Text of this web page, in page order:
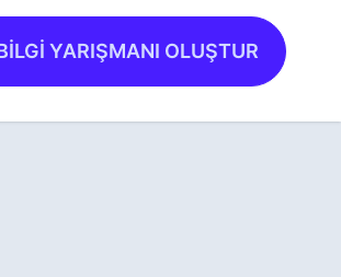
YARIŞMANI OLUŞTUR